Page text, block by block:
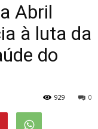
Abril
à luta da
do
0
929